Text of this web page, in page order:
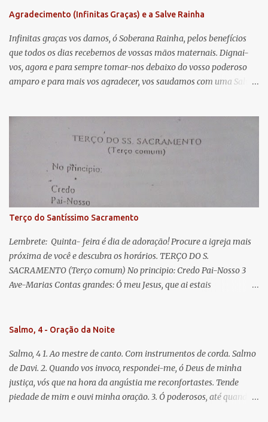
t
á
r
i
o
Agradecimento (Infinitas Graças) e a Salve Rainha
Infinitas graças vos damos, ó Soberana Rainha, pelos benefícios
que todos os dias recebemos de vossas mãos maternais. Dignai-
vos, agora e para sempre tomar-nos debaixo do vosso poderoso
amparo e para mais vos agradecer, vos saudamos com uma Salve
lágrimas. Eia, pois, Advogada nossa, estes vossos olhos
misericordiosos a nós volvei, e depois deste desterro, mostrai-nos
Jesus. Bendito é o fruto do vosso ventre, ó clemente, ó piedosa, ó
doce e sempre Virgem Maria. Rogai por nós Santa Mãe de Deus.
Para que sejamos dignos das promessas de Cristo. Amém.
Terço do Santíssimo Sacramento
Lembrete: Quinta- feira é dia de adoração! Procure a igreja mais
próxima de você e descubra os horários. TERÇO DO S.
SACRAMENTO (Terço comum) No principio: Credo Pai-Nosso 3
Ave-Marias Contas grandes: Ó meu Jesus, que ai estais
Vós morra eu! Nas contas pequenas: Sacramento de Amor!
que nos salva, dá-nos Vossa força, Vosso perdão e a Vossa
misericórdia. (no fim) Rezar 3 vezes: Louvores e graças se deem a
cada momento ao Santíssimo e Diviníssimo Sacramento.
Salmo, 4 - Oração da Noite
Salmo, 4 1. Ao mestre de canto. Com instrumentos de corda. Salmo
de Davi. 2. Quando vos invoco, respondei-me, ó Deus de minha
justiça, vós que na hora da angústia me reconfortastes. Tende
piedade de mim e ouvi minha oração. 3. Ó poderosos, até quando